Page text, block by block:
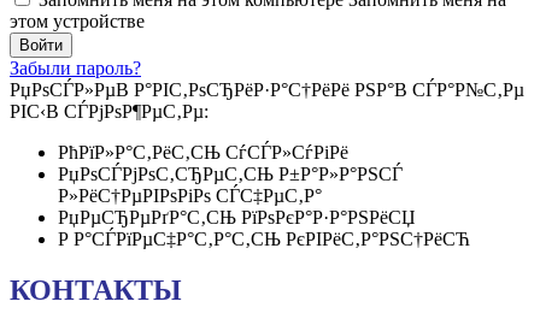
этом устройстве
Забыли пароль?
РџРѕСЃР»РµВ Р°РІС‚РѕСЂРёР·Р°С†РёРё РЅР°В СЃР°Р№С‚Рµ
РІС‹В СЃРјРѕР¶РµС‚Рµ:
РћРїР»Р°С‚РёС‚СЊ СѓСЃР»СѓРіРё
РџРѕСЃРјРѕС‚СЂРµС‚СЊ Р±Р°Р»Р°РЅСЃ
Р»РёС†РµРІРѕРіРѕ СЃС‡РµС‚Р°
РџРµСЂРµРґР°С‚СЊ РїРѕРєР°Р·Р°РЅРёСЏ
Р Р°СЃРїРµС‡Р°С‚Р°С‚СЊ РєРІРёС‚Р°РЅС†РёСЋ
КОНТАКТЫ